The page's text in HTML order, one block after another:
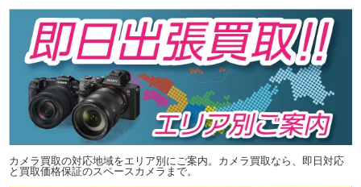
カメラ買取の対応地域をエリア別にご案内。カメラ買取なら、即日対応
と買取価格保証のスペースカメラまで。